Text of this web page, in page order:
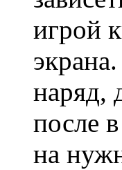
игрой
наряд,
после
на